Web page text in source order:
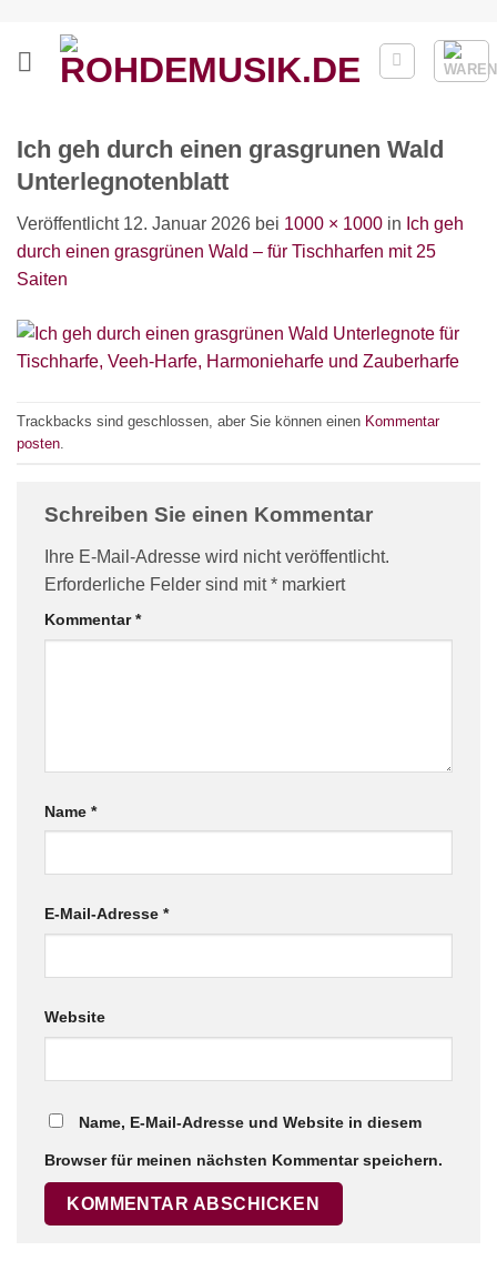
springen
Ich geh durch einen grasgrunen Wald
Unterlegnotenblatt
Veröffentlicht 12. Januar 2026 bei 1000 × 1000 in Ich geh
durch einen grasgrünen Wald – für Tischharfen mit 25
Saiten
Trackbacks sind geschlossen, aber Sie können einen Kommentar
posten
Schreiben Sie einen Kommentar
Ihre E-Mail-Adresse wird nicht veröffentlicht.
Erforderliche Felder sind mit* markiert
Kommentar*
Name *
E-Mail-Adresse *
Website
Name, E-Mail-Adresse und Website in diesem
Browser für meinen nächsten Kommentar speichern.